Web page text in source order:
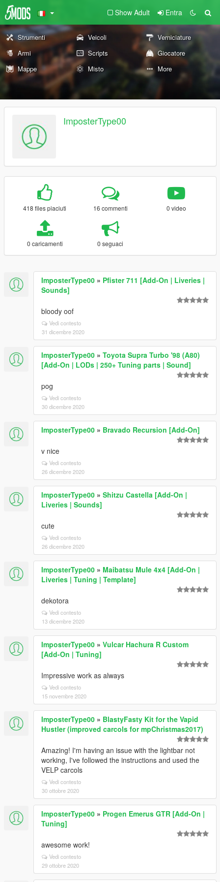
Show Adult Entra
Strumenti Veicoli
Verniciature
Armi
Scripts
Giocatore
Mappe
Misto More
ImposterType00
418 files piaciuti 16 commenti 0 video
0 caricamenti 0 seguaci
ImposterType00 » Pfister 711 [Add-On | Liveries |
Sounds]
bloody oof
Vedi contesto
31 dicembre 2020
ImposterType00 » Toyota Supra Turbo '98 (A80)
[Add-On | LODs | 250+ Tuning parts | Sound]
pog
Vedi contesto
30 dicembre 2020
ImposterType00 » Bravado Recursion [Add-On]
v nice
Vedi contesto
26 dicembre 2020
ImposterType00 » Shitzu Castella [Add-On |
Liveries | Sounds]
cute
Vedi contesto
26 dicembre 2020
ImposterType00 » Maibatsu Mule 4x4 [Add-On |
Liveries | Tuning | Template]
dekotora
Vedi contesto
13 dicembre 2020
ImposterType00 » Vulcar Hachura R Custom
[Add-On | Tuning]
Impressive work as always
Vedi contesto
15 novembre 2020
ImposterType00 » BlastyFasty Kit for the Vapid
Hustler (improved carcols for mpChristmas2017)
Amazing! I'm having an issue with the lightbar not
working, I've followed the instructions and used the
VELP carcols
Vedi contesto
30 ottobre 2020
ImposterType00 » Progen Emerus GTR [Add-On |
Tuning]
awesome work!
Vedi contesto
29 ottobre 2020